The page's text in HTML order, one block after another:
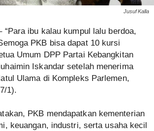
Jusuf Kalla
“Para ibu kalau kumpul lalu berdoa,
PKB bisa dapat 10 kursi
Umum DPP Partai Kebangkitan
Iskandar setelah menerima
Ulama di Kompleks Parlemen,
1).
PKB mendapatkan kementerian
keuangan, industri, serta usaha kecil